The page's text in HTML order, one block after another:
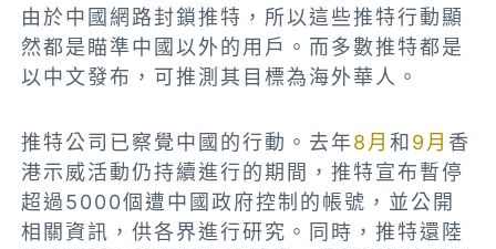
由於中國網路封鎖推特，所以這些推特行動顯
然都是瞄準中國以外的用戶。而多數推特都是
以中文發布，可推測其目標為海外華人。
推特公司已察覺中國的行動。去年8月和9月 香
港示威活動仍持續進行的期間，推特宣布暫停
超過5000個遭中國政府控制的帳號，並公開
相關資訊，供各界進行研究。同時，推特還陸